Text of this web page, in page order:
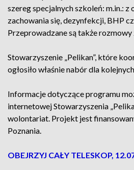
szereg specjalnych szkoleń: m.in.: z
zachowania się, dezynfekcji, BHP
Przeprowadzane są także
Stowarzyszenie „Pelikan”, które
ogłosiło właśnie nabór dla
Informacje dotyczące programu
internetowej Stowarzyszenia
wolontariat. Projekt jest
Poznania.
OBEJRZYJ CAŁY TELESKOP,